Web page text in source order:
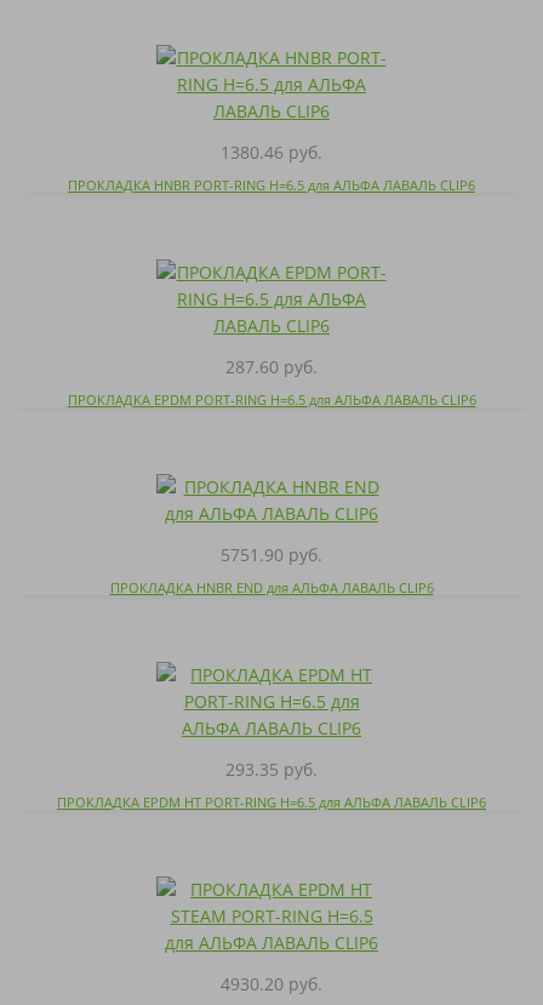
1380.46 руб.
ПРОКЛАДКА HNBR PORT-RING H=6.5 для АЛЬФА ЛАВАЛЬ CLIP6
287.60 руб.
ПРОКЛАДКА EPDM PORT-RING H=6.5 для АЛЬФА ЛАВАЛЬ CLIP6
5751.90 руб.
ПРОКЛАДКА HNBR END для АЛЬФА ЛАВАЛЬ CLIP6
293.35 руб.
ПРОКЛАДКА EPDM HT PORT-RING H=6.5 для АЛЬФА ЛАВАЛЬ CLIP6
4930.20 руб.